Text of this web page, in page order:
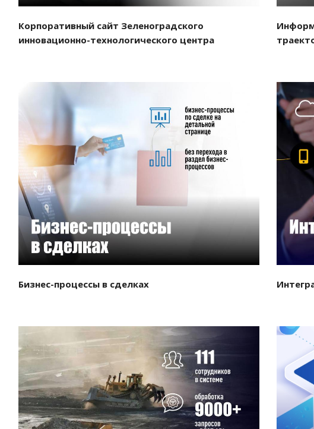
Корпоративный сайт Зеленоградского
инновационно-технологического центра
Бизнес-процессы в сделках
Смотреть проект